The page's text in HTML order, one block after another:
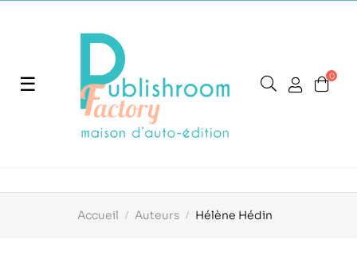
Basculer
navigation
☰ 0
Accueil Auteurs Hélène Hédin